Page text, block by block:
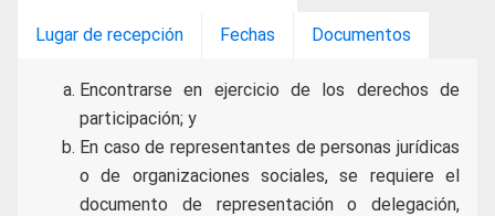
Lugar de recepción Fechas Documentos
Encontrarse en ejercicio de los derechos de
participación; y
En caso de representantes de personas jurídicas
o de organizaciones sociales, se requiere el
documento de representación o delegación,